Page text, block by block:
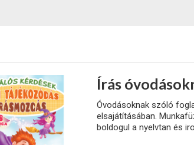
Írás
Óvodásoknak szóló
elsajátításában.
boldogul a nyelvtan és